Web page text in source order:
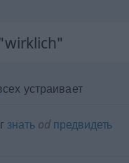
устраивает
знатьod предвидеть